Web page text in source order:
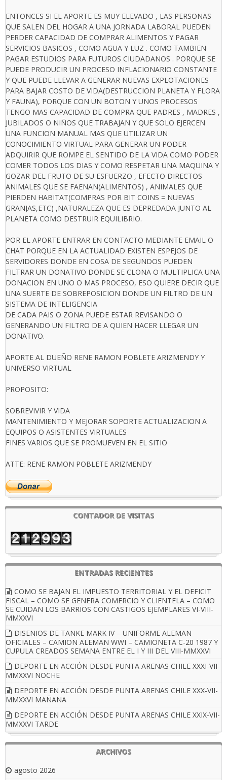
ENTONCES SI EL APORTE ES MUY ELEVADO , LAS PERSONAS
QUE SALEN DEL HOGAR A UNA JORNADA LABORAL PUEDEN
PERDER CAPACIDAD DE COMPRAR ALIMENTOS Y PAGAR
SERVICIOS BASICOS , COMO AGUA Y LUZ . COMO TAMBIEN
PAGAR ESTUDIOS PARA FUTUROS CIUDADANOS . PORQUE SE
PUEDE PRODUCIR UN PROCESO INFLACIONARIO CONSTANTE
Y QUE PUEDE LLEVAR A GENERAR NUEVAS EXPLOTACIONES
PARA BAJAR COSTO DE VIDA(DESTRUCCION PLANETA Y FLORA
Y FAUNA), PORQUE CON UN BOTON Y UNOS PROCESOS
TENGO MAS CAPACIDAD DE COMPRA QUE PADRES , MADRES ,
JUBILADOS O NIÑOS QUE TRABAJAN Y QUE SOLO EJERCEN
UNA FUNCION MANUAL MAS QUE UTILIZAR UN
CONOCIMIENTO VIRTUAL PARA GENERAR UN PODER
ADQUIRIR QUE ROMPE EL SENTIDO DE LA VIDA COMO PODER
COMER TODOS LOS DIAS Y COMO RESPETAR UNA MAQUINA Y
GOZAR DEL FRUTO DE SU ESFUERZO , EFECTO DIRECTOS
ANIMALES QUE SE FAENAN(ALIMENTOS) , ANIMALES QUE
PIERDEN HABITAT(COMPRAS POR BIT COINS = NUEVAS
GRANJAS,ETC) ,NATURALEZA QUE ES DEPREDADA JUNTO AL
PLANETA COMO DESTRUIR EQUILIBRIO.
POR EL APORTE ENTRAR EN CONTACTO MEDIANTE EMAIL O
CHAT PORQUE EN LA ACTUALIDAD EXISTEN ESPEJOS DE
SERVIDORES DONDE EN COSA DE SEGUNDOS PUEDEN
FILTRAR UN DONATIVO DONDE SE CLONA O MULTIPLICA UNA
DONACION EN UNO O MAS PROCESO, ESO QUIERE DECIR QUE
UNA SUERTE DE SOBREPOSICION DONDE UN FILTRO DE UN
SISTEMA DE INTELIGENCIA
DE CADA PAIS O ZONA PUEDE ESTAR REVISANDO O
GENERANDO UN FILTRO DE A QUIEN HACER LLEGAR UN
DONATIVO.
APORTE AL DUEÑO RENE RAMON POBLETE ARIZMENDY Y
UNIVERSO VIRTUAL
PROPOSITO:
SOBREVIVIR Y VIDA
MANTENIMIENTO Y MEJORAR SOPORTE ACTUALIZACION A
EQUIPOS O ASISTENTES VIRTUALES
FINES VARIOS QUE SE PROMUEVEN EN EL SITIO
ATTE: RENE RAMON POBLETE ARIZMENDY
CONTADOR DE VISITAS
ENTRADAS RECIENTES
COMO SE BAJAN EL IMPUESTO TERRITORIAL Y EL DEFICIT
FISCAL – COMO SE GENERA COMERCIO Y CLIENTELA – COMO
SE CUIDAN LOS BARRIOS CON CASTIGOS EJEMPLARES VI-VIII-
MMXXVI
DISENIOS DE TANKE MARK IV – UNIFORME ALEMAN
OFICIALES – CAMION ALEMAN WWI – CAMIONETA C-20 1987 Y
CUPULA CREADOS SEMANA ENTRE EL I Y III DEL VIII-MMXXVI
DEPORTE EN ACCIÓN DESDE PUNTA ARENAS CHILE XXXI-VII-
MMXXVI NOCHE
DEPORTE EN ACCIÓN DESDE PUNTA ARENAS CHILE XXX-VII-
MMXXVI MAÑANA
DEPORTE EN ACCIÓN DESDE PUNTA ARENAS CHILE XXIX-VII-
MMXXVI TARDE
ARCHIVOS
agosto 2026